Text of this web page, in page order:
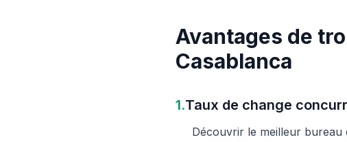
Avantages de
Casablanca
1.Taux de change
Découvrir le meilleur bureau